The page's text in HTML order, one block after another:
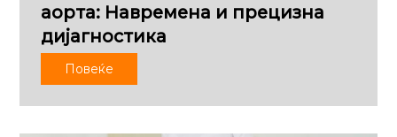
аорта: Навремена и прецизна
дијагностика
Повеќе